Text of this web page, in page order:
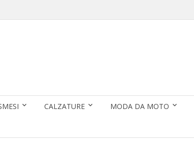
CALZATURE MODA DA MOTO